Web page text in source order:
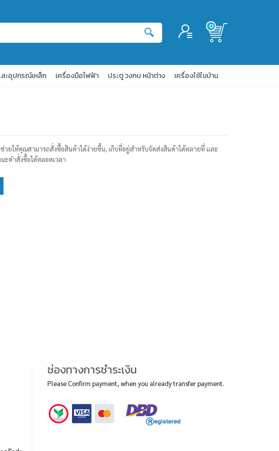
เข้าสู่ระบบ
0
ละอุปกรณ์เหล็ก เครื่องมือไฟฟ้า ประตู วงกบ หน้าต่าง เครื่องใช้ในบ้าน
วยให้คุณสามารถสั่งซื้อสินค้าได้ง่ายขึ้น, เก็บที่อยู่สำหรับจัดส่งสินค้าได้หลายที่ และ
ะคำสั่งซื้อได้ตลอดเวลา
ช่องทางการชำระเงิน
Please Confirm payment, when you already transfer payment.